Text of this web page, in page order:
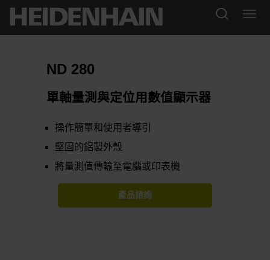
ND 280
單軸量測與定位用數值顯示器
操作簡單和使用者導引
堅固的鋁製外殼
將量測值傳輸至電腦或印表機
產品諮詢